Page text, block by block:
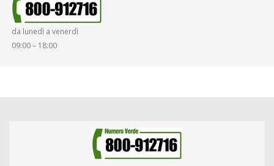
da lunedì a venerdì
09:00 – 18:00